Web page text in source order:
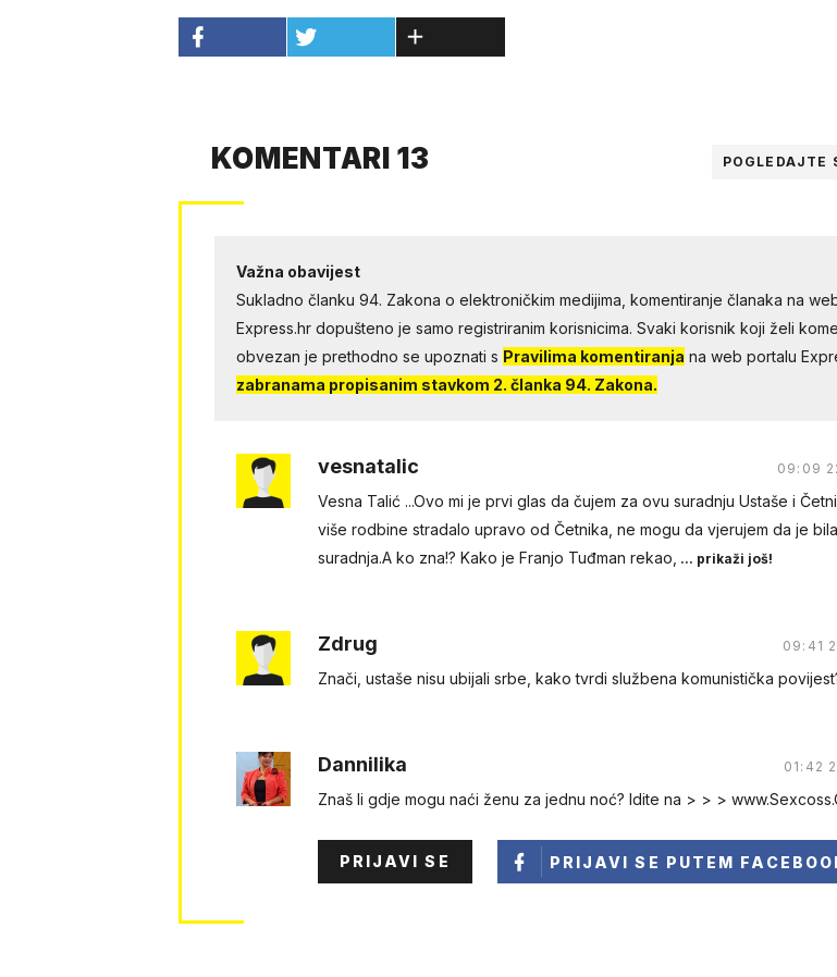
KOMENTARI 13 POGLEDAJTE
Važna obavijest
Sukladno članku 94. Zakona o elektroničkim medijima, komentiranje članaka na
Express.hr dopušteno je samo registriranim korisnicima. Svaki korisnik koji želi
obvezan je prethodno se upoznati s Pravilima komentiranja na web portalu
zabranama propisanim stavkom 2. članka 94. Zakona.
vesnatalic 09:09
Vesna Talić ...Ovo mi je prvi glas da čujem za ovu suradnju Ustaše i
više rodbine stradalo upravo od Četnika, ne mogu da vjerujem da je
suradnja.A ko zna!? Kako je Franjo Tuđman rekao, ... prikaži još!
Zdrug 09:41
Znači, ustaše nisu ubijali srbe, kako tvrdi službena komunistička
Dannilika 01:42
Znaš li gdje mogu naći ženu za jednu noć? Idite na > > >
PRIJAVI SE PRIJAVI SE PUTEM